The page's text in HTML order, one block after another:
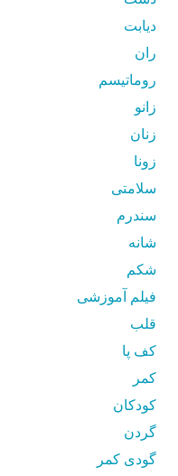
دیابت
ران
روماتیسم
زانو
زنان
زونا
سلامتی
سندرم
شانه
شکم
فیلم آموزشی
قلب
کف پا
کمر
کودکان
گردن
گودی کمر